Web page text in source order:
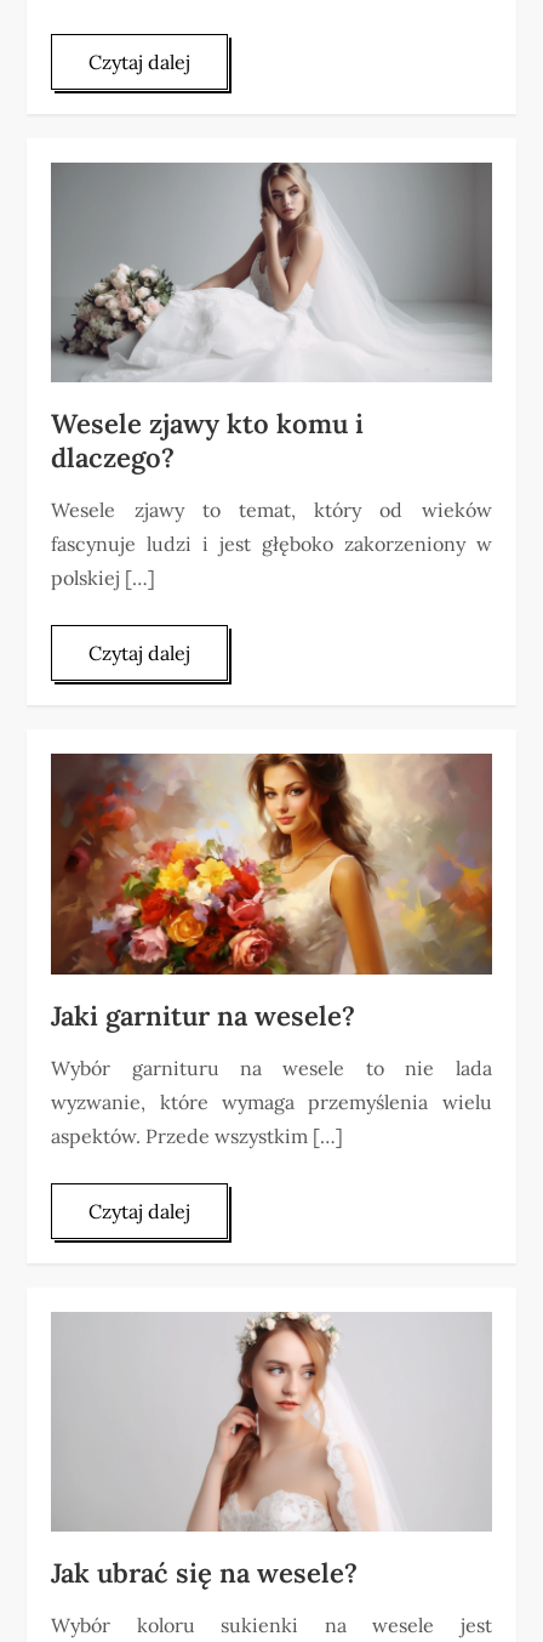
Czytaj dalej
Wesele zjawy kto komu i
dlaczego?
Wesele zjawy to temat, który od wieków
fascynuje ludzi i jest głęboko zakorzeniony w
polskiej […]
Czytaj dalej
Jaki garnitur na wesele?
Wybór garnituru na wesele to nie lada
wyzwanie, które wymaga przemyślenia wielu
aspektów. Przede wszystkim […]
Czytaj dalej
Jak ubrać się na wesele?
Wybór koloru sukienki na wesele jest